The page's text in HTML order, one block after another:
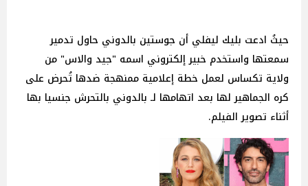
حيثُ ادعت بليك ليفلي أن جوستين بالدوني حاول تدمير
سمعتها واستخدم خبير إلكتروني اسمه "جيد والاس" من
ولاية تكساس لعمل خطة إعلامية ممنهجة ضدها تُحرض على
كره الجماهير لها بعد اتهامها لـ بالدوني بالتحرش جنسيا بها
أثناء تصوير الفيلم.